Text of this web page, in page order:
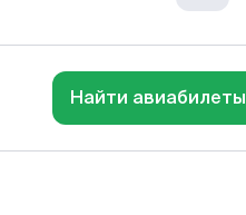
Найти авиабилеты